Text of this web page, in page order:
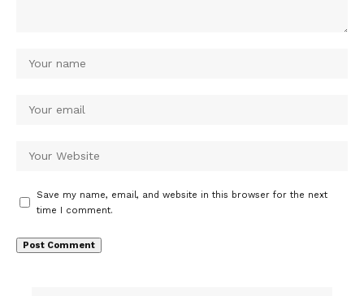
Save my name, email, and website in this browser for the next
time I comment.